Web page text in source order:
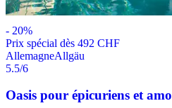
- 20%
Prix ​​spécial dès 492 CHF
AllemagneAllgäu
5.5/6
Oasis pour épicuriens et